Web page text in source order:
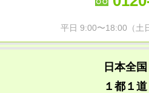
平日 9:00〜18:00（土
日本全国
１都１